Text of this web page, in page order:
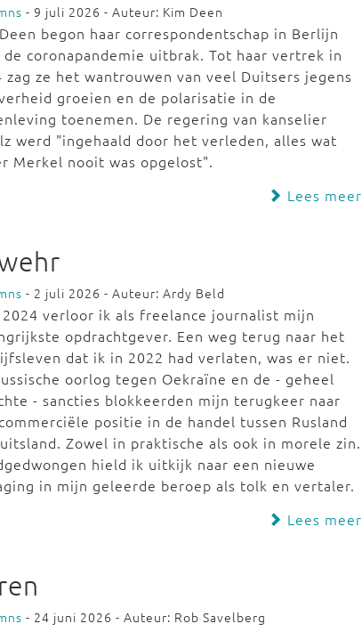
- 9 juli 2026 - Auteur: Kim Deen
begon haar correspondentschap in Berlijn
de coronapandemie uitbrak. Tot haar vertrek in
zag ze het wantrouwen van veel Duitsers jegens
groeien en de polarisatie in de
toenemen. De regering van kanselier
werd "ingehaald door het verleden, alles wat
Merkel nooit was opgelost".
Lees meer
- 2 juli 2026 - Auteur: Ardy Beld
2024 verloor ik als freelance journalist mijn
opdrachtgever. Een weg terug naar het
dat ik in 2022 had verlaten, was er niet.
oorlog tegen Oekraïne en de - geheel
- sancties blokkeerden mijn terugkeer naar
positie in de handel tussen Rusland
Zowel in praktische als ook in morele zin.
hield ik uitkijk naar een nieuwe
in mijn geleerde beroep als tolk en vertaler.
Lees meer
- 24 juni 2026 - Auteur: Rob Savelberg